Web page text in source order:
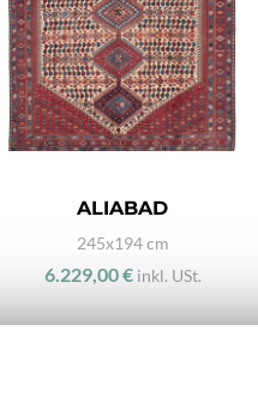
ALIABAD
245x194 cm
6.229,00 € inkl. USt.